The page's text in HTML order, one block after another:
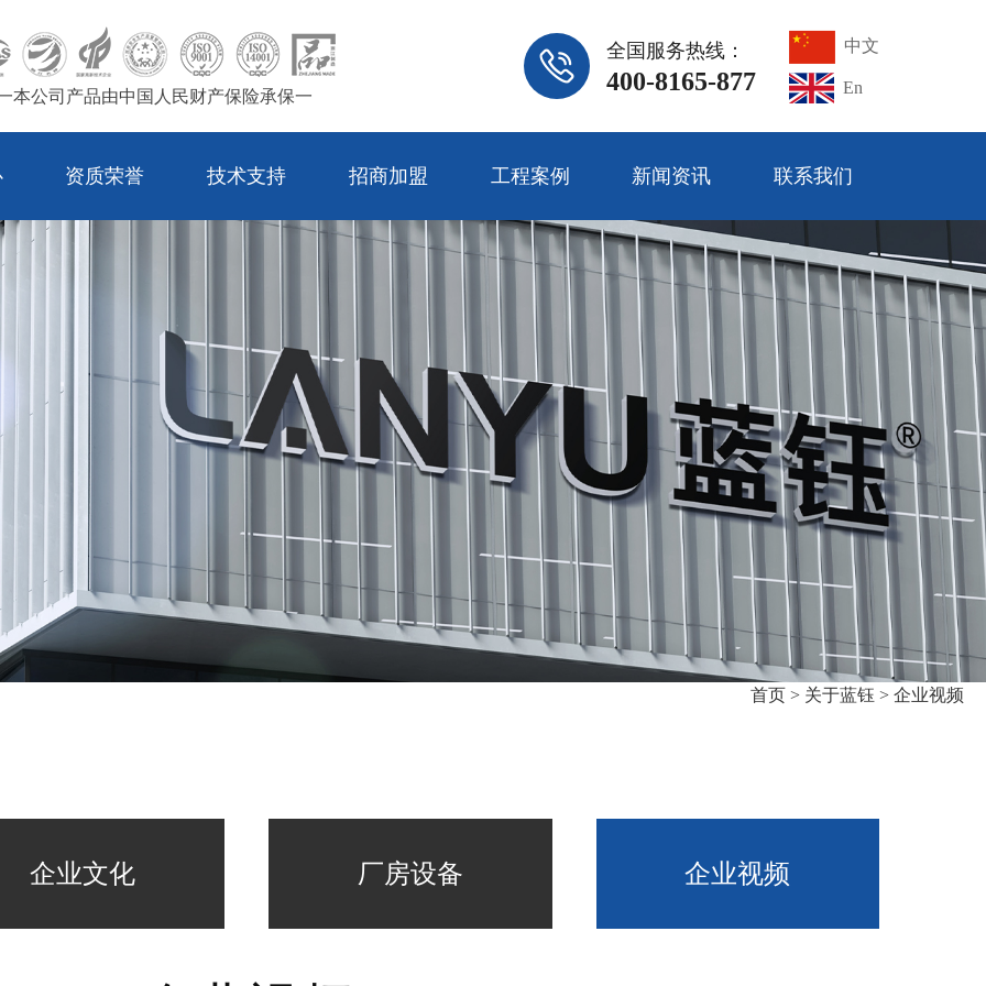
本公司产品由中国人民财产保险承保一
全国服务热线：
400-8165-877
中文
En
资质荣誉 技术支持 招商加盟 工程案例 新闻资讯 联系我们
首页 > 关于蓝钰 > 企业视频
企业文化 厂房设备 企业视频